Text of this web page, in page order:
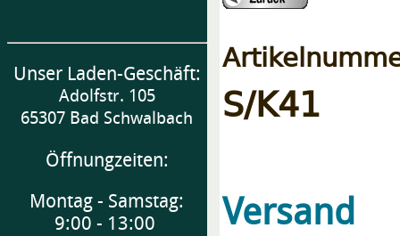
Unser Laden-Geschäft:
Adolfstr. 105
65307 Bad Schwalbach
Öffnungzeiten:
Montag - Samstag:
9:00 - 13:00
S/K41
Versand